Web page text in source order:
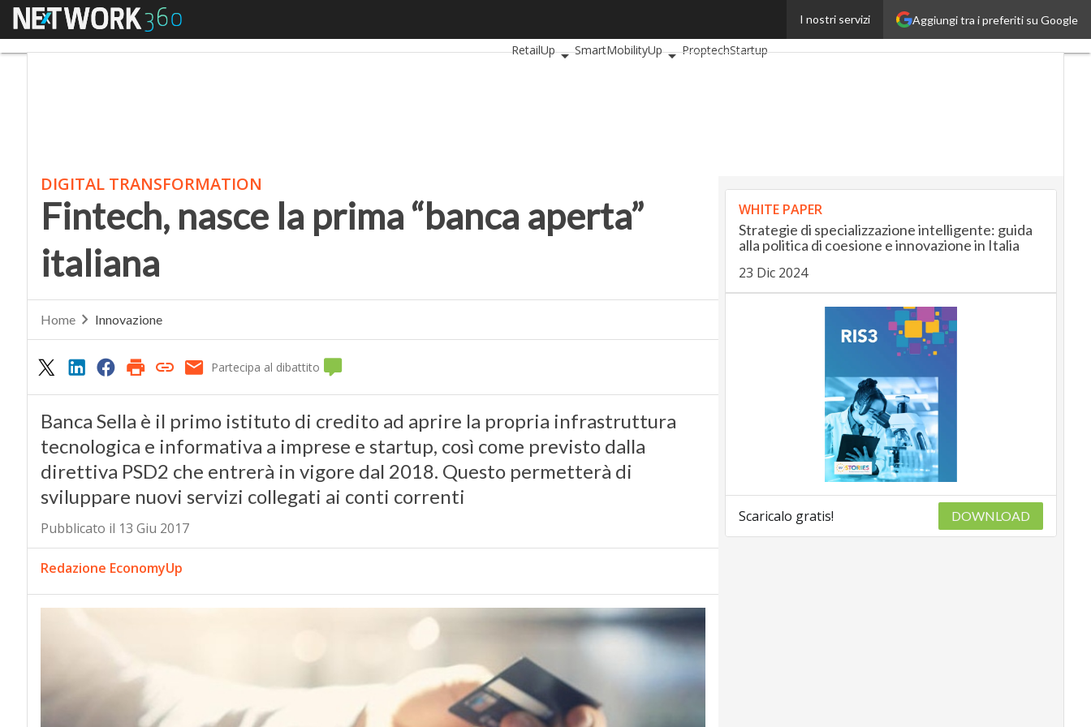
Aggiungi tra i preferiti su Google
I nostri servizi
Menu
InsuranceUp
RetailUp
SmartMobilityUp ProptechStartup
DIGITAL TRANSFORMATION
Fintech, nasce la prima “banca aperta”
italiana
Home Innovazione
Partecipa al dibattito
Banca Sella è il primo istituto di credito ad aprire la propria infrastruttura
tecnologica e informativa a imprese e startup, così come previsto dalla
direttiva PSD2 che entrerà in vigore dal 2018. Questo permetterà di
sviluppare nuovi servizi collegati ai conti correnti
Pubblicato il 13 Giu 2017
Redazione EconomyUp
WHITE PAPER
Strategie di specializzazione intelligente: guida
alla politica di coesione e innovazione in Italia
23 Dic 2024
Scaricalo gratis! DOWNLOAD